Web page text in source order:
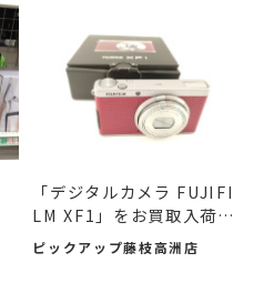
「デジタルカメラ FUJIFI
LM XF1」をお買取入荷し
ま...
ピックアップ藤枝高洲店